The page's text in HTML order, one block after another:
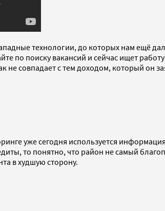
технологии, до которых нам ещё
по поиску вакансий и сейчас ищет
не совпадает с тем доходом, который он
уже сегодня используется
то понятно, что район не самый
в худшую сторону.